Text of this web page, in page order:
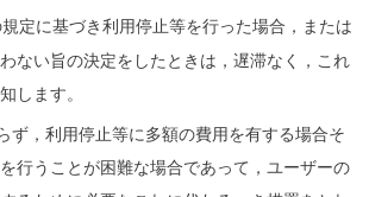
定に基づき利用停止等を行った場合，または
ない旨の決定をしたときは，遅滞なく，これ
します。
ず，利用停止等に多額の費用を有する場合そ
行うことが困難な場合であって，ユーザーの